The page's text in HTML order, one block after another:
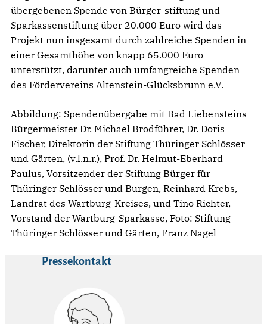
übergebenen Spende von Bürger-stiftung und
Sparkassenstiftung über 20.000 Euro wird das
Projekt nun insgesamt durch zahlreiche Spenden in
einer Gesamthöhe von knapp 65.000 Euro
unterstützt, darunter auch umfangreiche Spenden
des Fördervereins Altenstein-Glücksbrunn e.V.
Abbildung: Spendenübergabe mit Bad Liebensteins
Bürgermeister Dr. Michael Brodführer, Dr. Doris
Fischer, Direktorin der Stiftung Thüringer Schlösser
und Gärten, (v.l.n.r.), Prof. Dr. Helmut-Eberhard
Paulus, Vorsitzender der Stiftung Bürger für
Thüringer Schlösser und Burgen, Reinhard Krebs,
Landrat des Wartburg-Kreises, und Tino Richter,
Vorstand der Wartburg-Sparkasse, Foto: Stiftung
Thüringer Schlösser und Gärten, Franz Nagel
Pressekontakt